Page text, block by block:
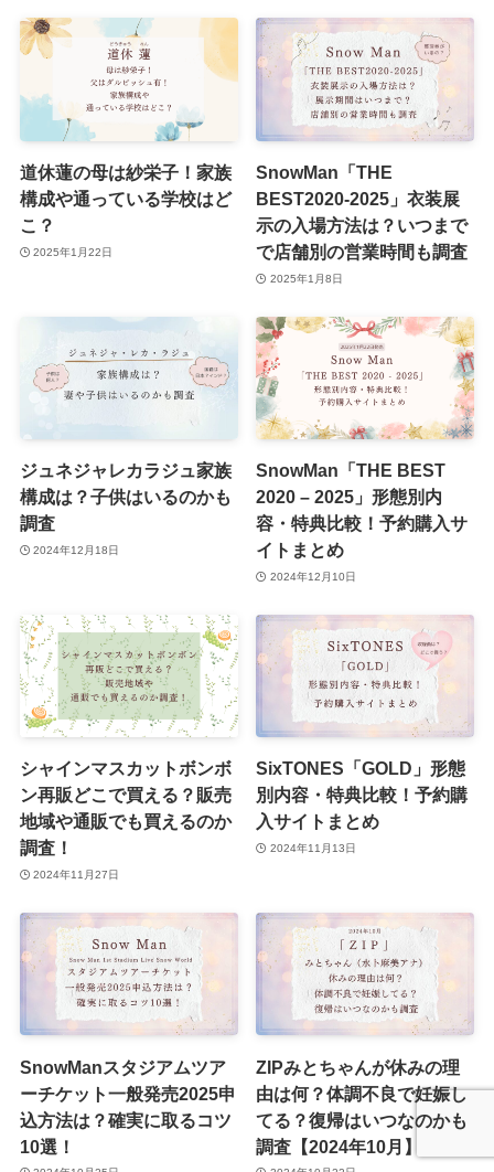
道休蓮の母は紗栄子！家族
構成や通っている学校はど
こ？
2025年1月22日
SnowMan「THE
BEST2020-2025」衣装展
示の入場方法は？いつまで
で店舗別の営業時間も調査
2025年1月8日
ジュネジャレカラジュ家族
構成は？子供はいるのかも
調査
2024年12月18日
SnowMan「THE BEST
2020 – 2025」形態別内
容・特典比較！予約購入サ
イトまとめ
2024年12月10日
シャインマスカットボンボ
ン再販どこで買える？販売
地域や通販でも買えるのか
調査！
2024年11月27日
SixTONES「GOLD」形態
別内容・特典比較！予約購
入サイトまとめ
2024年11月13日
SnowManスタジアムツア
ーチケット一般発売2025申
込方法は？確実に取るコツ
10選！
ZIPみとちゃんが休みの理
由は何？体調不良で妊娠し
てる？復帰はいつなのかも
調査【2024年10月】